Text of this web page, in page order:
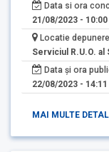
Data si ora
21/08/2023 - 10:00
Locatie
Serviciul R.U.O. al
Data și ora
22/08/2023 - 14:11
MAI MULTE DETALII